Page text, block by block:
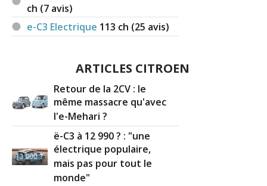
ch (7 avis)
e-C3 Electrique 113 ch (25 avis)
ARTICLES CITROEN
Retour de la 2CV : le
même massacre qu'avec
l'e-Mehari ?
ë-C3 à 12 990 ? : "une
électrique populaire,
mais pas pour tout le
monde"